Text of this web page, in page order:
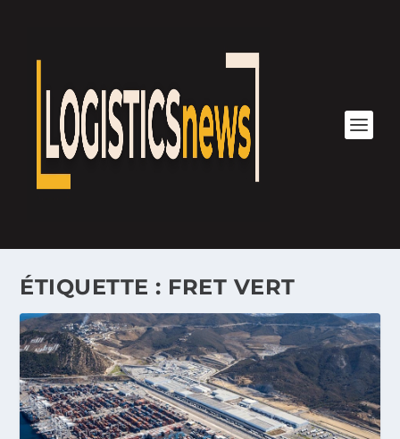
ÉTIQUETTE : FRET VERT